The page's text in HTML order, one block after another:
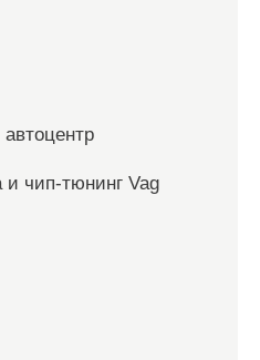
и чип-тюнинг Vag